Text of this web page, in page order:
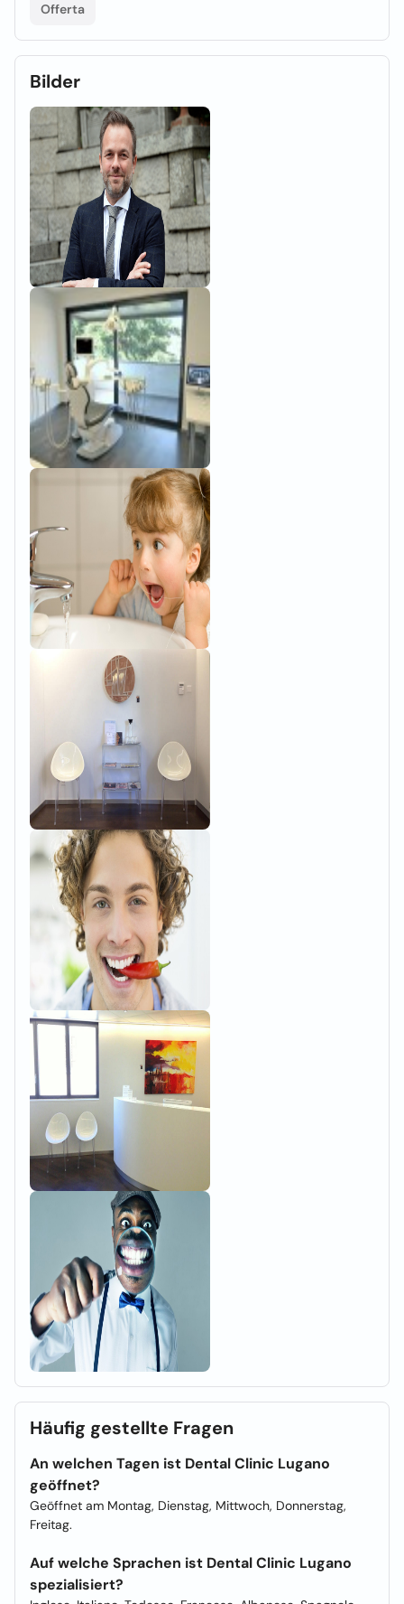
Offerta
Bilder
Häufig gestellte Fragen
An welchen Tagen ist Dental Clinic Lugano
geöffnet?
Geöffnet am Montag, Dienstag, Mittwoch, Donnerstag,
Freitag.
Auf welche Sprachen ist Dental Clinic Lugano
spezialisiert?